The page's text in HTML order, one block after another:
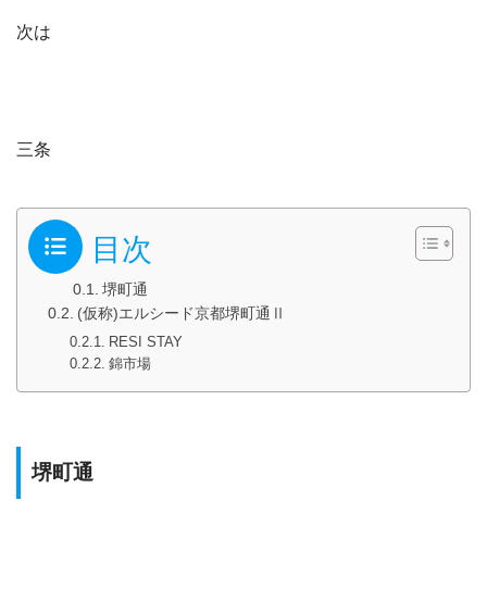
次は
三条
目次
堺町通
(仮称)エルシード京都堺町通Ⅱ
RESI STAY
錦市場
堺町通